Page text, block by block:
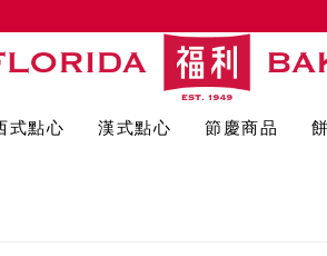
式點心 漢式點心 節慶商品